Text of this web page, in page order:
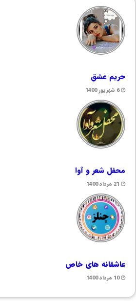
حریم عشق
6 شهریور 1400
محفل شعر و آوا
21 مرداد 1400
عاشقانه های خاص
10 مرداد 1400